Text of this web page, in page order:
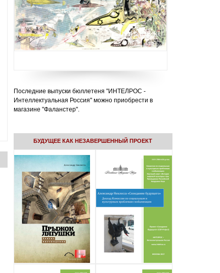
Последние выпуски бюллетеня "ИНТЕЛРОС -
Интеллектуальная Россия" можно приобрести в
магазине "Фаланстер".
БУДУЩЕЕ КАК НЕЗАВЕРШЕННЫЙ ПРОЕКТ